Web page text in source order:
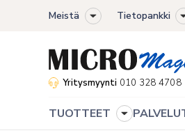
Meistä
Toggle
menu
Tietopankki
Yritysmyynti 010 328 4708
TUOTTEET
Toggle